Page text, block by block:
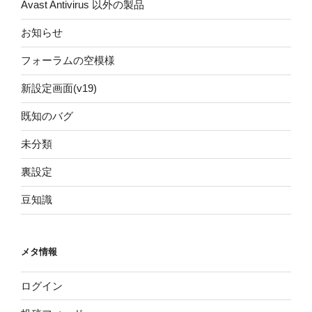
Avast Antivirus 以外の製品
お知らせ
フォーラムの空模様
新設定画面(v19)
既知のバグ
未分類
裏設定
豆知識
メタ情報
ログイン